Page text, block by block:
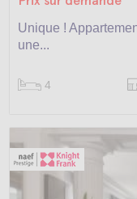
Unique !
une...
4